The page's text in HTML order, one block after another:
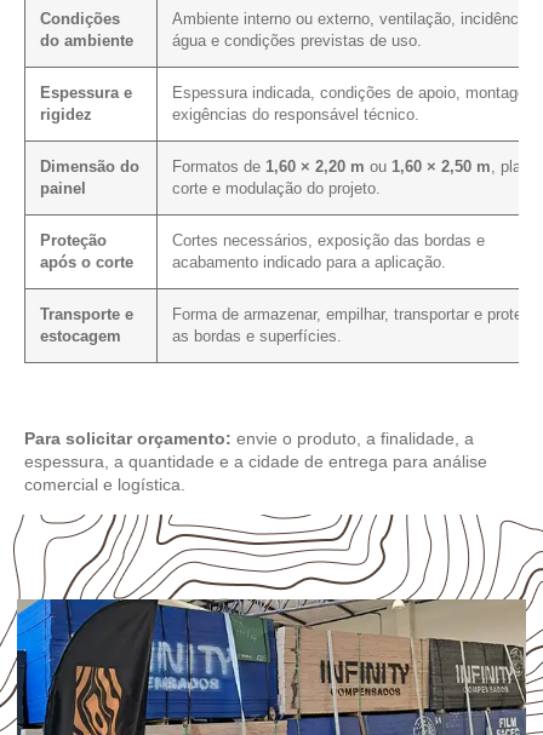
Condições
do ambiente
Ambiente interno ou externo, ventilação, incidência
água e condições previstas de uso.
Espessura e
rigidez
Espessura indicada, condições de apoio, montagem
exigências do responsável técnico.
Dimensão do
painel
Formatos de 1,60 × 2,20 m ou 1,60 × 2,50 m, plano
corte e modulação do projeto.
Proteção
após o corte
Cortes necessários, exposição das bordas e
acabamento indicado para a aplicação.
Transporte e
estocagem
Forma de armazenar, empilhar, transportar e proteger
as bordas e superfícies.
Para solicitar orçamento: envie o produto, a finalidade, a
espessura, a quantidade e a cidade de entrega para análise
comercial e logística.